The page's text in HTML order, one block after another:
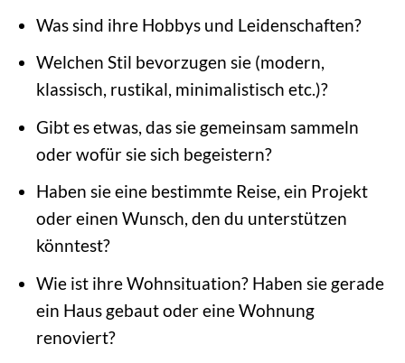
Was sind ihre Hobbys und Leidenschaften?
Welchen Stil bevorzugen sie (modern,
klassisch, rustikal, minimalistisch etc.)?
Gibt es etwas, das sie gemeinsam sammeln
oder wofür sie sich begeistern?
Haben sie eine bestimmte Reise, ein Projekt
oder einen Wunsch, den du unterstützen
könntest?
Wie ist ihre Wohnsituation? Haben sie gerade
ein Haus gebaut oder eine Wohnung
renoviert?